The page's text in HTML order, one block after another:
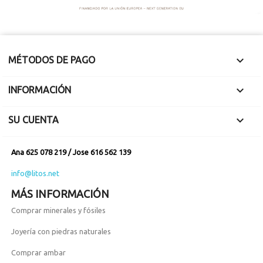
MÉTODOS DE PAGO 
INFORMACIÓN 
SU CUENTA 
Ana 625 078 219 / Jose 616 562 139
info@litos.net
MÁS INFORMACIÓN
Comprar minerales y fósiles
Joyería con piedras naturales
Comprar ambar